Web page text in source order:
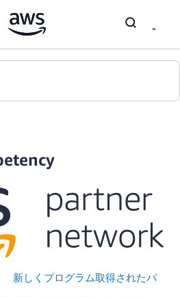
新しくプログラム取得されたパ